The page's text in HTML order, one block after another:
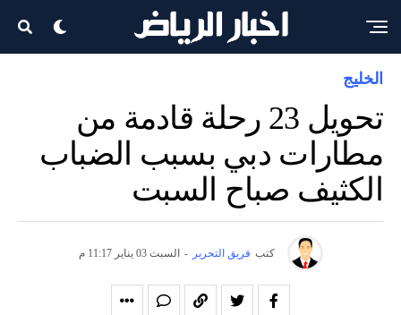
الخليج
تحويل 23 رحلة قادمة من
مطارات دبي بسبب الضباب
الكثيف صباح السبت
كتب فريق التحرير - السبت 03 يناير 11:17 م